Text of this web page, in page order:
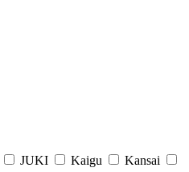
JUKI Kaigu
Kansai